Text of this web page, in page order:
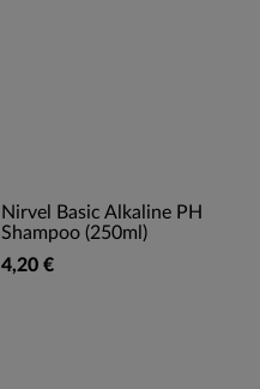
Nirvel Basic Alkaline PH
Shampoo (250ml)
4,20 €